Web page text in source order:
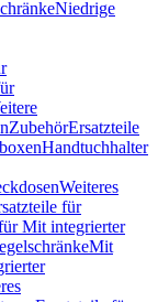
Niedrige
ZubehörErsatzteile
Handtuchhalter
Weiteres
für
Mit integrierter
Mit